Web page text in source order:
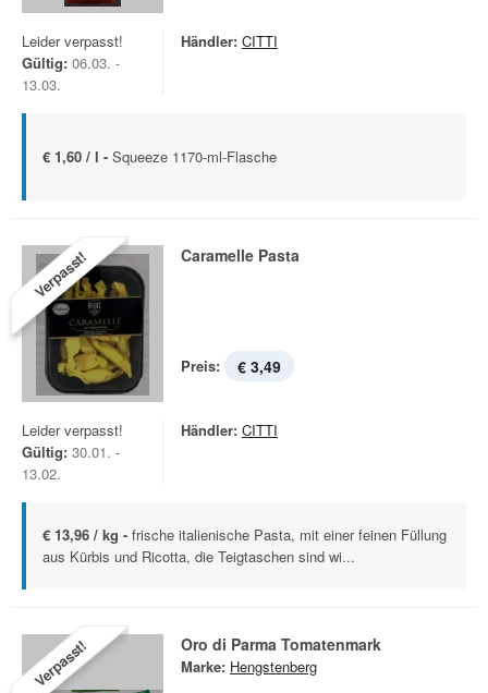
Leider verpasst!
Gültig: 06.03. -
13.03.
Händler: CITTI
€ 1,60 / l - Squeeze 1170-ml-Flasche
Verpasst! Caramelle Pasta
Preis: € 3,49
Leider verpasst!
Gültig: 30.01. -
13.02.
Händler: CITTI
€ 13,96 / kg - frische italienische Pasta, mit einer feinen Füllung
aus Kürbis und Ricotta, die Teigtaschen sind wi...
Verpasst! Oro di Parma Tomatenmark
Marke: Hengstenberg